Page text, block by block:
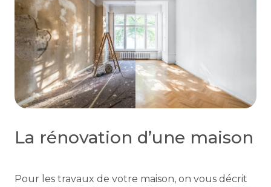
La rénovation d’une maison
Pour les travaux de votre maison, on vous décrit